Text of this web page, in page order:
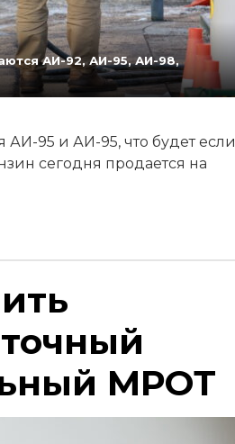
АИ-92, АИ-95, АИ-98,
АИ-95 и АИ-95, что будет если
сегодня продается на
МРОТ